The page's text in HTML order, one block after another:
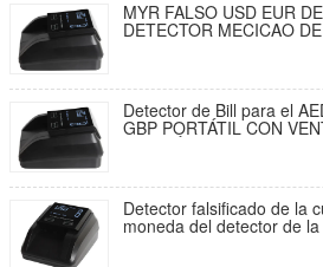
MYR FALSO USD EUR
DETECTOR MECICAO
VENTA DIRECTA DE LA
DIRECCIÓN DE LA
FÁBRICA
Detector de Bill para el
GBP PORTÁTIL CON
BATERÍA 4 de la
de la FÁBRICA
Detector falsificado de la
moneda del detector de
la ETB del detector